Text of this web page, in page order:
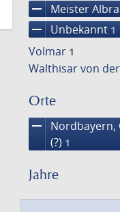
remove Meister
remove Unbekannt 1
Volmar 1
Walthisar von
Orte
remove
Nordbayern,
(?) 1
Jahre